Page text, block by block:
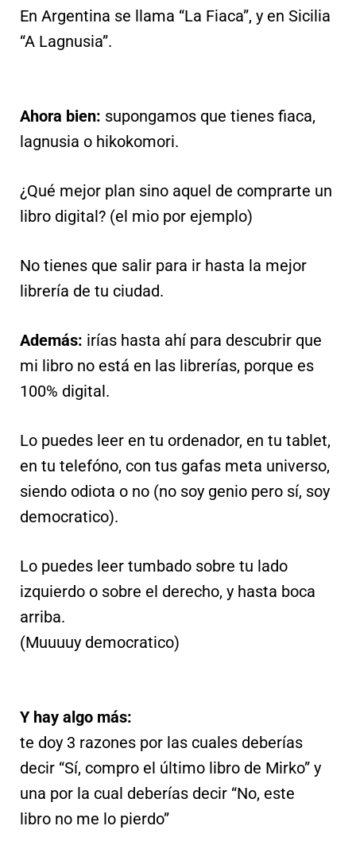
En Argentina se llama “La Fiaca”, y en Sicilia
“A Lagnusia”.
Ahora bien: supongamos que tienes fiaca,
lagnusia o hikokomori.
¿Qué mejor plan sino aquel de comprarte un
libro digital? (el mio por ejemplo)
No tienes que salir para ir hasta la mejor
librería de tu ciudad.
Además: irías hasta ahí para descubrir que
mi libro no está en las librerías, porque es
100% digital.
Lo puedes leer en tu ordenador, en tu tablet,
en tu telefóno, con tus gafas meta universo,
siendo odiota o no (no soy genio pero sí, soy
democratico).
Lo puedes leer tumbado sobre tu lado
izquierdo o sobre el derecho, y hasta boca
arriba.
(Muuuuy democratico)
Y hay algo más:
te doy 3 razones por las cuales deberías
decir “Sí, compro el último libro de Mirko” y
una por la cual deberías decir “No, este
libro no me lo pierdo”